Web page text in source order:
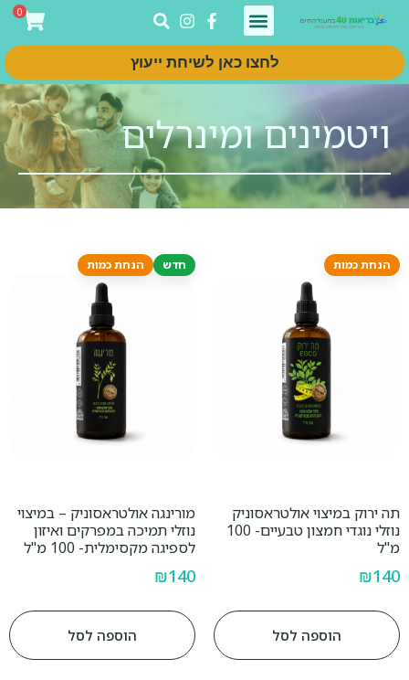
0
לחצו כאן לשיחת ייעוץ
ויטמינים ומינרלים
הנחת כמות
תה ירוק במיצוי אולטראסוניק
נוזלי נוגדי חמצון טבעיים- 100
מ"ל
₪140
הוספה לסל
חדש הנחת כמות
מורינגה אולטראסוניק – במיצוי
נוזלי תמיכה במפרקים ואיזון
לספיגה מקסימלית- 100 מ"ל
₪140
הוספה לסל